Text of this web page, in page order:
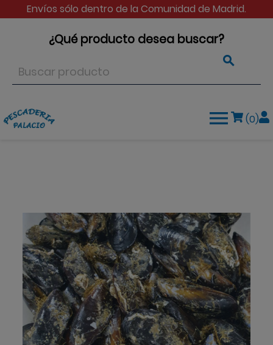
Envíos sólo dentro de la Comunidad de Madrid.
¿Qué producto desea buscar?

 (0)